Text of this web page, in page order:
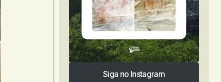
Siga no Instagram